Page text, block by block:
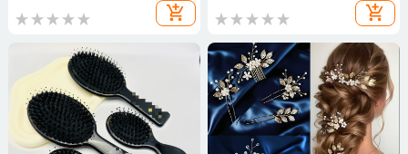
add_shopping_cart
Aliaj; Stil: Simplu, Feminin; Formă:
Fluture; Tratament: Diamant;
add_shopping_cart